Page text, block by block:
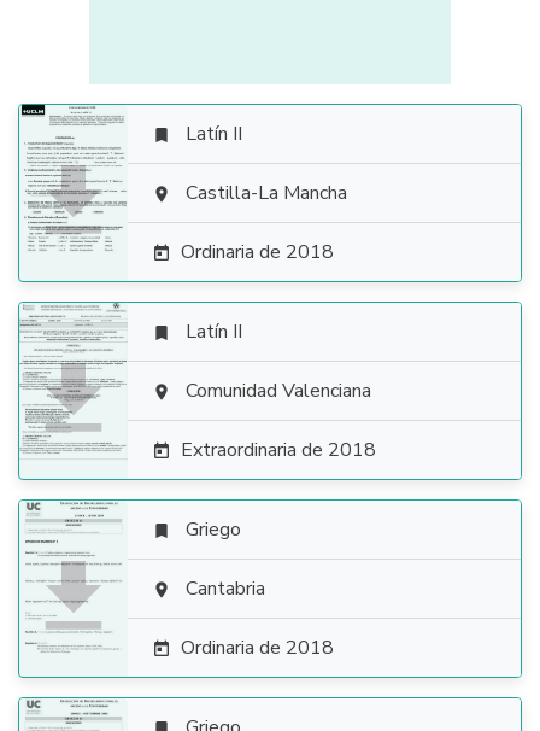

 Latín II
 Castilla-La Mancha
 Ordinaria de 2018

 Latín II
 Comunidad Valenciana
 Extraordinaria de 2018

 Griego
 Cantabria
 Ordinaria de 2018